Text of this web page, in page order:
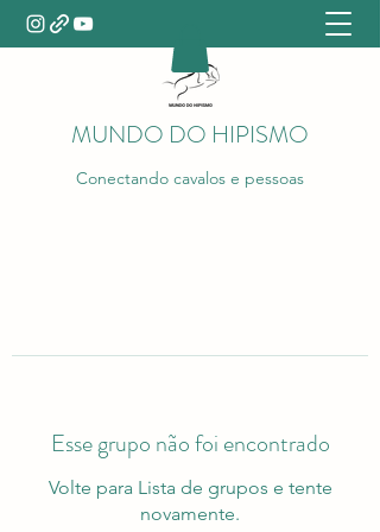
MUNDO DO HIPISMO
Conectando cavalos e pessoas
Esse grupo não foi encontrado
Volte para Lista de grupos e tente
novamente.